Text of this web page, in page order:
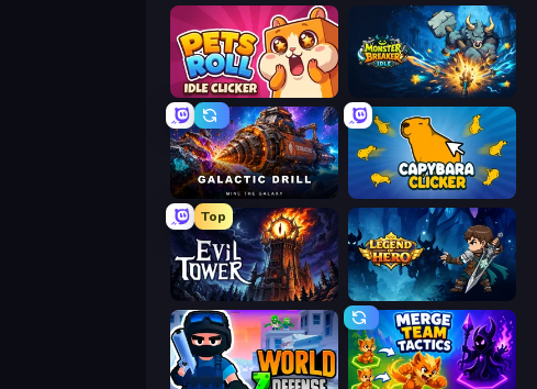
Pets Roll: Idle Clicker Monster Breaker Idle
Galactic Drill Capybara Clicker
Top
Evil Tower Legend of Hero